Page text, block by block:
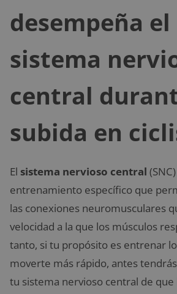
desempeña el
sistema
central
subida en
El sistema nervioso central
entrenamiento específico que
las conexiones neuromusculares
velocidad a la que los músculos
tanto, si tu propósito es entrenar
moverte más rápido, antes
tu sistema nervioso central de que